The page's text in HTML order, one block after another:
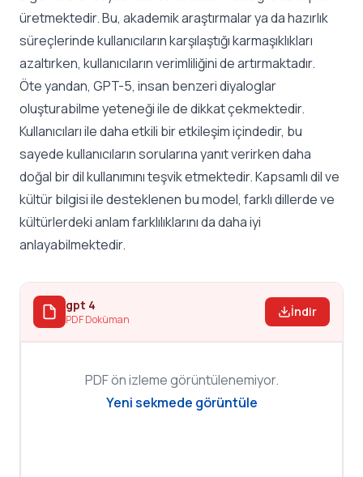
üretmektedir. Bu, akademik araştırmalar ya da hazırlık
süreçlerinde kullanıcıların karşılaştığı karmaşıklıkları
azaltırken, kullanıcıların verimliliğini de artırmaktadır.
Öte yandan, GPT-5, insan benzeri diyaloglar
oluşturabilme yeteneği ile de dikkat çekmektedir.
Kullanıcıları ile daha etkili bir etkileşim içindedir, bu
sayede kullanıcıların sorularına yanıt verirken daha
doğal bir dil kullanımını teşvik etmektedir. Kapsamlı dil ve
kültür bilgisi ile desteklenen bu model, farklı dillerde ve
kültürlerdeki anlam farklılıklarını da daha iyi
anlayabilmektedir.
gpt 4
PDF Doküman
İndir
PDF ön izleme görüntülenemiyor.
Yeni sekmede görüntüle